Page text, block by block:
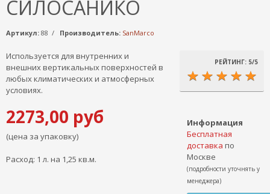
СИЛОСАНИКО
Артикул: 88 / Производитель: SanMarco
РЕЙТИНГ: 5/5
Используется для внутренних и
внешних вертикальных поверхностей в
любых климатических и атмосферных
условиях.
2273,00 руб
(цена за упаковку)
Информация
Бесплатная
доставка по
Москве
(подробности уточнять у
менеджера)
Расход: 1 л. на 1,25 кв.м.